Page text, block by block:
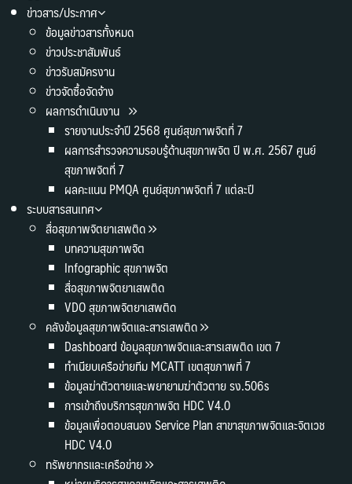
ข่าวสาร/ประกาศ
ข้อมูลข่าวสารทั้งหมด
ข่าวประชาสัมพันธ์
ข่าวรับสมัครงาน
ข่าวจัดซื้อจัดจ้าง
ผลการดำเนินงาน
รายงานประจำปี 2568 ศูนย์สุขภาพจิตที่ 7
ผลการสำรวจความรอบรู้ด้านสุขภาพจิต ปี พ.ศ. 2567 ศูนย์
สุขภาพจิตที่ 7
ผลคะแนน PMQA ศูนย์สุขภาพจิตที่ 7 แต่ละปี
ระบบสารสนเทศ
สื่อสุขภาพจิตยาเสพติด
บทความสุขภาพจิต
Infographic สุขภาพจิต
สื่อสุขภาพจิตยาเสพติด
VDO สุขภาพจิตยาเสพติด
คลังข้อมูลสุขภาพจิตและสารเสพติด
Dashboard ข้อมูลสุขภาพจิตและสารเสพติด เขต 7
ทำเนียบเครือข่ายทีม MCATT เขตสุขภาพที่ 7
ข้อมูลฆ่าตัวตายและพยายามฆ่าตัวตาย รง.506s
การเข้าถึงบริการสุขภาพจิต HDC V4.0
ข้อมูลเพื่อตอบสนอง Service Plan สาขาสุขภาพจิตและจิตเวช
HDC V4.0
ทรัพยากรและเครือข่าย